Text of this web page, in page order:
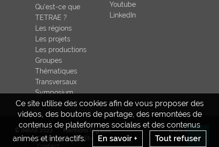
Ce site utilise des cookies afin de vous proposer des
vidéos, des boutons de partage, des remontées de
contenus de plateformes sociales et des contenus
animés et interactifs.
En savoir + Tout refuser
Qu'est-ce que
TETRAE ?
Les régions
Les projets
Les productions
Groupes
Thématiques
Transversaux
Symposium
Youtube
LinkedIn
Mentions légales
CGU
Crédits
www.inrae.fr